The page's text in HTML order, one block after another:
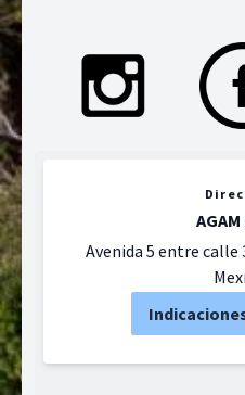
Avenida 5 entre calle